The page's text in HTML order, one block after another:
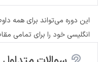
این دوره می‌تواند برای همه
انگلیسی خود را برای تمامی